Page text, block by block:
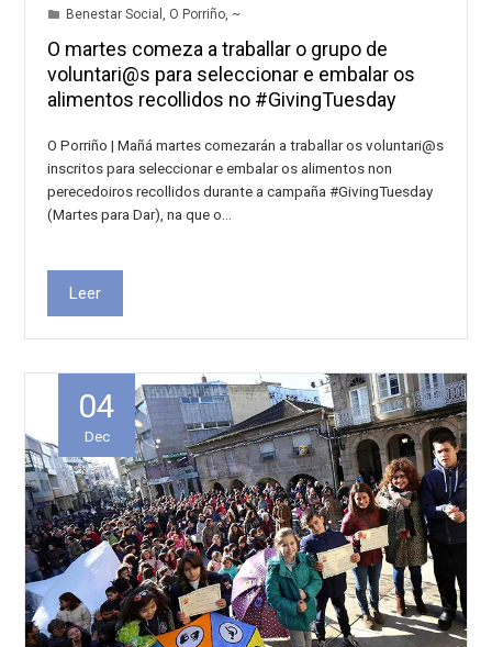
Benestar Social , O Porriño, ~
O martes comeza a traballar o grupo de
voluntari@s para seleccionar e embalar os
alimentos recollidos no #GivingTuesday
O Porriño | Mañá martes comezarán a traballar os voluntari@s
inscritos para seleccionar e embalar os alimentos non
perecedoiros recollidos durante a campaña #GivingTuesday
(Martes para Dar), na que o…
Leer
04
Dec